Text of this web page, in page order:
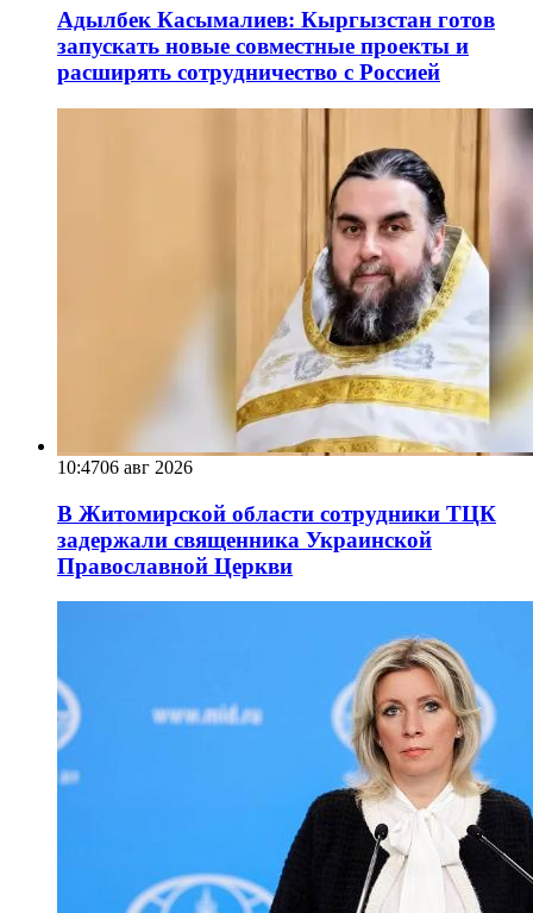
Адылбек Касымалиев: Кыргызстан готов
запускать новые совместные проекты и
расширять сотрудничество с Россией
10:4706 авг 2026
В Житомирской области сотрудники ТЦК
задержали священника Украинской
Православной Церкви